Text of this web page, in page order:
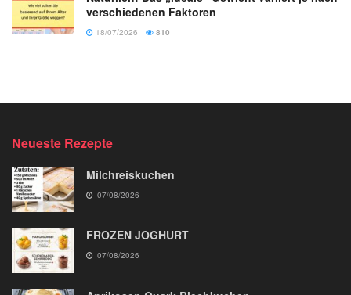
verschiedenen Faktoren
18/07/2026 810
Neueste Rezepte
Milchreiskuchen
07/08/2026
FROZEN JOGHURT
07/08/2026